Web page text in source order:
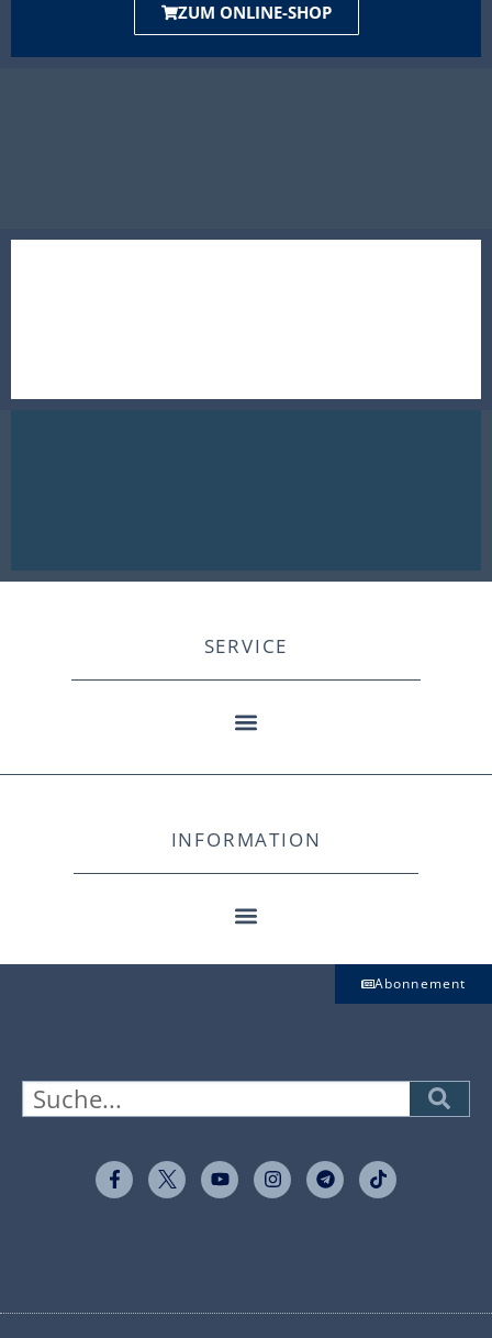
ZUM ONLINE-SHOP
SERVICE
INFORMATION
Abonnement